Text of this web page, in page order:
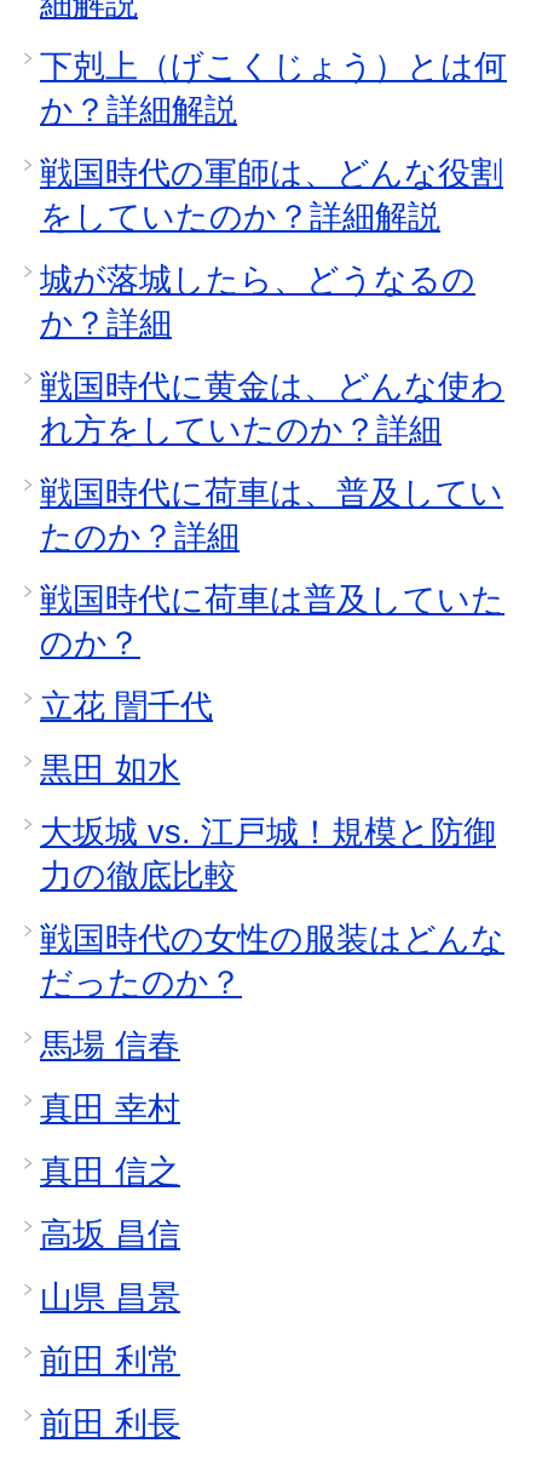
下剋上（げこくじょう）とは何
か？詳細解説
戦国時代の軍師は、どんな役割
をしていたのか？詳細解説
城が落城したら、どうなるの
か？詳細
戦国時代に黄金は、どんな使わ
れ方をしていたのか？詳細
戦国時代に荷車は、普及してい
たのか？詳細
戦国時代に荷車は普及していた
のか？
立花 誾千代
黒田 如水
大坂城 vs. 江戸城！規模と防御
力の徹底比較
戦国時代の女性の服装はどんな
だったのか？
馬場 信春
真田 幸村
真田 信之
高坂 昌信
山県 昌景
前田 利常
前田 利長